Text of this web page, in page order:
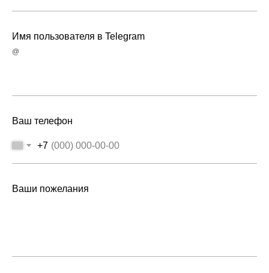
Имя пользователя в Telegram
@
Ваш телефон
+7
Ваши пожелания